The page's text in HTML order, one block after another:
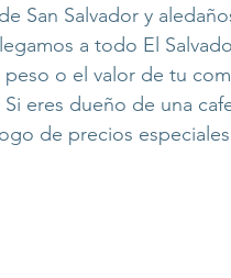
San Salvador y
a todo El
o el valor de tu
Si eres dueño de una
de precios